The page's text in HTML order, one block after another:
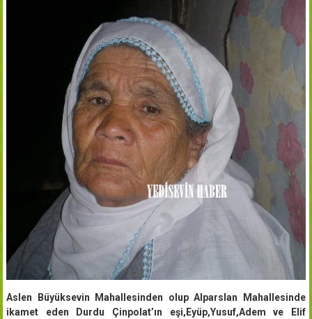
Aslen Büyüksevin Mahallesinden olup Alparslan Mahallesinde
ikamet eden Durdu Çinpolat’ın eşi,Eyüp,Yusuf,Adem ve Elif